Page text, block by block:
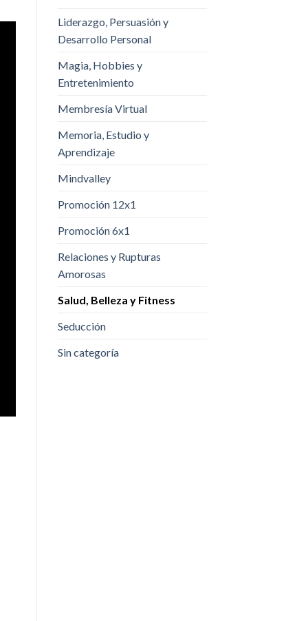
Liderazgo, Persuasión y
Desarrollo Personal
Magia, Hobbies y
Entretenimiento
Membresía Virtual
Memoria, Estudio y
Aprendizaje
Mindvalley
Promoción 12x1
Promoción 6x1
Relaciones y Rupturas
Amorosas
Salud, Belleza y Fitness
Seducción
Sin categoría